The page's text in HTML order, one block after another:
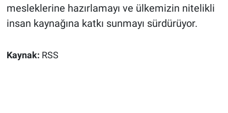
mesleklerine hazırlamayı ve ülkemizin nitelikli
insan kaynağına katkı sunmayı sürdürüyor.
Kaynak: RSS